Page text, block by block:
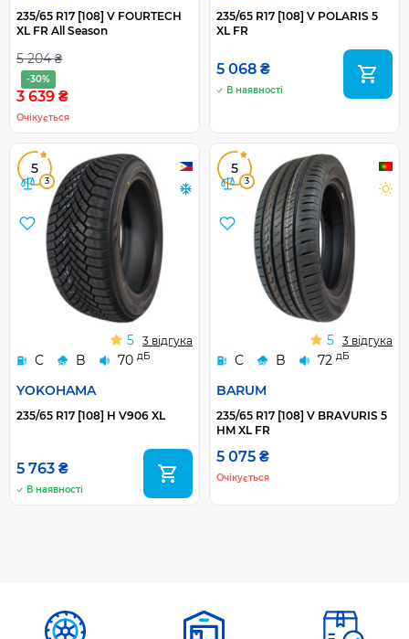
235/65 R17 [108] V FOURTECH
XL FR All Season
5 204 ₴
-30%
3 639 ₴
Очікується
235/65 R17 [108] V POLARIS 5
XL FR
5 068 ₴
В наявності
5
3
C B 70 дБ
YOKOHAMA
5 3 відгука
235/65 R17 [108] H V906 XL
5 763 ₴
В наявності
5
3
C B 72 дБ
BARUM
5 3 відгука
235/65 R17 [108] V BRAVURIS 5
HM XL FR
5 075 ₴
Очікується